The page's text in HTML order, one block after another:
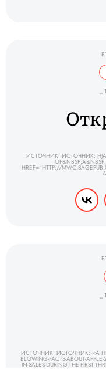
_
ИСТОЧНИК: ИСТОЧНИК:
HREF="HTTP://
_
ИСТОЧНИК: ИСТОЧНИК: <A
BLOWING-FACTS-ABOUT-
IN-SALES-DURING-THE-FIRST-